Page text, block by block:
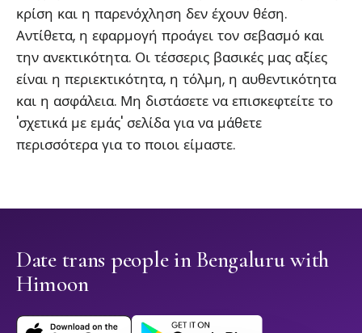
κρίση και η παρενόχληση δεν έχουν θέση.
Αντίθετα, η εφαρμογή προάγει τον σεβασμό και
την ανεκτικότητα. Οι τέσσερις βασικές μας αξίες
είναι η περιεκτικότητα, η τόλμη, η αυθεντικότητα
και η ασφάλεια. Μη διστάσετε να επισκεφτείτε το
'σχετικά με εμάς' σελίδα για να μάθετε
περισσότερα για το ποιοι είμαστε.
Date trans people in Bengaluru with
Himoon